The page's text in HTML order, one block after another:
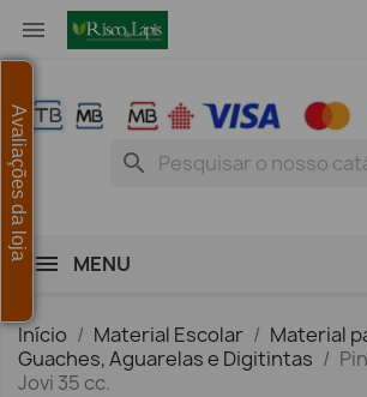

search
MENU
Início Material Escolar
Material
Guaches, Aguarelas e Digitintas
Jovi 35 cc.
Avaliações da loja